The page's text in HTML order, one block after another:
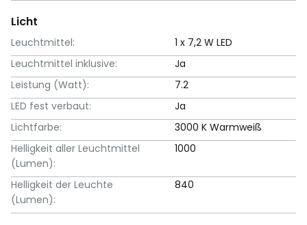
Licht
Leuchtmittel:
1 x 7,2 W LED
Leuchtmittel inklusive:
Ja
Leistung (Watt):
7.2
LED fest verbaut:
Ja
Lichtfarbe:
3000 K Warmweiß
Helligkeit aller Leuchtmittel
(Lumen):
1000
Helligkeit der Leuchte
(Lumen):
840